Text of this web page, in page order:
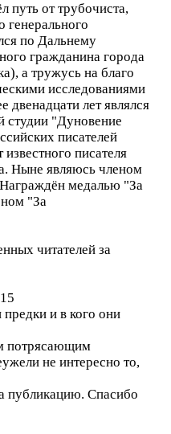
путь от трубочиста,
генерального
по Дальнему
гражданина города
а тружусь на благо
исследованиями
двенадцати лет являлся
студии "Дуновение
писателей
писателя
Ныне являюсь членом
медалью "За
"За
читателей за
и в кого они
потрясающим
не интересно то,
публикацию. Спасибо